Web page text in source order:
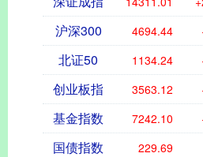
沪深300 4694.44
北证50 1134.24
创业板指 3563.12
基金指数 7242.10
国债指数 229.69